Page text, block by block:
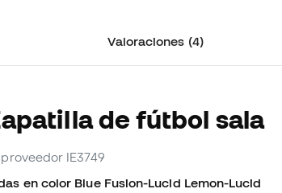
Valoraciones (4)
de fútbol sala
IE3749
en color Blue Fusion-Lucid Lemon-Lucid